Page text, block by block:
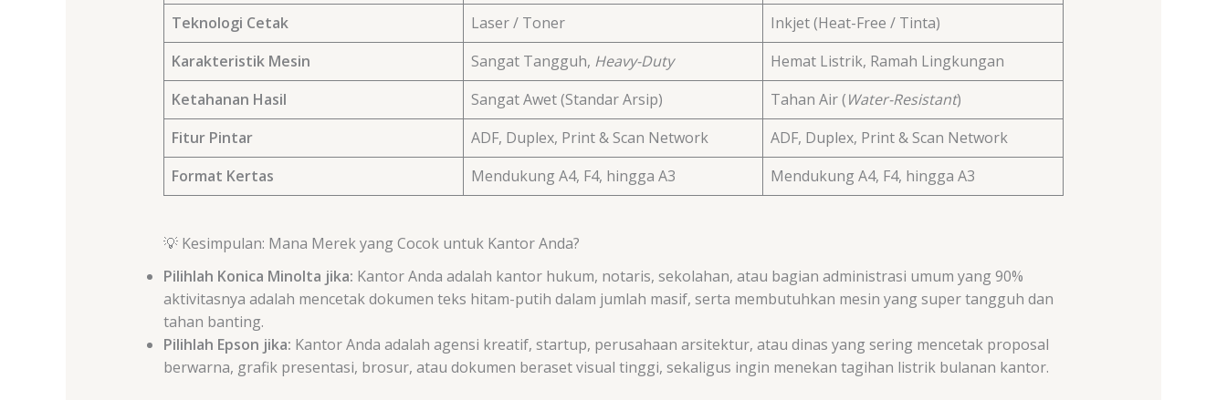
Teknologi Cetak
Laser / Toner
Inkjet (Heat-Free / Tinta)
Karakteristik Mesin
Sangat Tangguh, Heavy-Duty
Hemat Listrik, Ramah Lingkungan
Ketahanan Hasil
Sangat Awet (Standar Arsip) Tahan Air (Water-Resistant)
Fitur Pintar
ADF, Duplex, Print & Scan Network
ADF, Duplex, Print & Scan Network
Format Kertas
Mendukung A4, F4, hingga A3 Mendukung A4, F4, hingga A3
💡 Kesimpulan: Mana Merek yang Cocok untuk Kantor Anda?
Pilihlah Konica Minolta jika: Kantor Anda adalah kantor hukum, notaris, sekolahan, atau bagian administrasi umum yang 90%
aktivitasnya adalah mencetak dokumen teks hitam-putih dalam jumlah masif, serta membutuhkan mesin yang super tangguh dan
tahan banting.
Pilihlah Epson jika: Kantor Anda adalah agensi kreatif, startup, perusahaan arsitektur, atau dinas yang sering mencetak proposal
berwarna, grafik presentasi, brosur, atau dokumen beraset visual tinggi, sekaligus ingin menekan tagihan listrik bulanan kantor.